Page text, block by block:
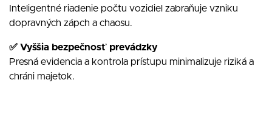
Inteligentné riadenie počtu vozidiel zabraňuje vzniku
dopravných zápch a chaosu.
✅ Vyššia bezpečnosť prevádzky
Presná evidencia a kontrola prístupu minimalizuje riziká a
chráni majetok.